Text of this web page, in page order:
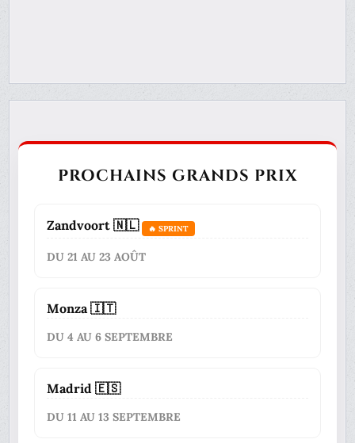
PROCHAINS GRANDS PRIX
Zandvoort 🇳🇱 🔥 SPRINT
DU 21 AU 23 AOÛT
Monza 🇮🇹
DU 4 AU 6 SEPTEMBRE
Madrid 🇪🇸
DU 11 AU 13 SEPTEMBRE